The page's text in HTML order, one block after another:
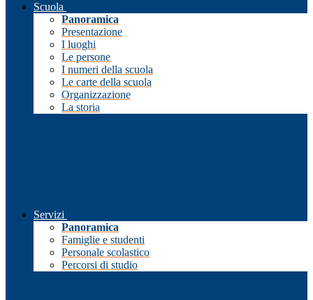
Scuola
Panoramica
Presentazione
I luoghi
Le persone
I numeri della scuola
Le carte della scuola
Organizzazione
La storia
Servizi
Panoramica
Famiglie e studenti
Personale scolastico
Percorsi di studio